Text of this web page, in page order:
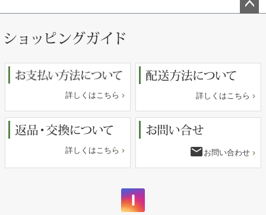
詳しくはこちら 詳しくはこちら
詳しくはこちら email お問い合わせ